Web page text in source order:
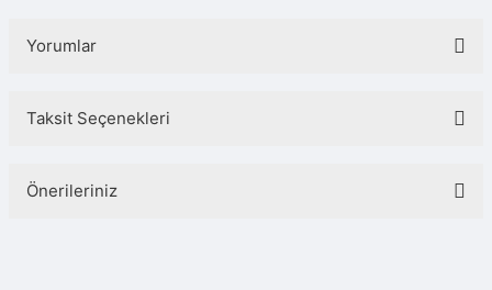
Yorumlar
Taksit Seçenekleri
Önerileriniz